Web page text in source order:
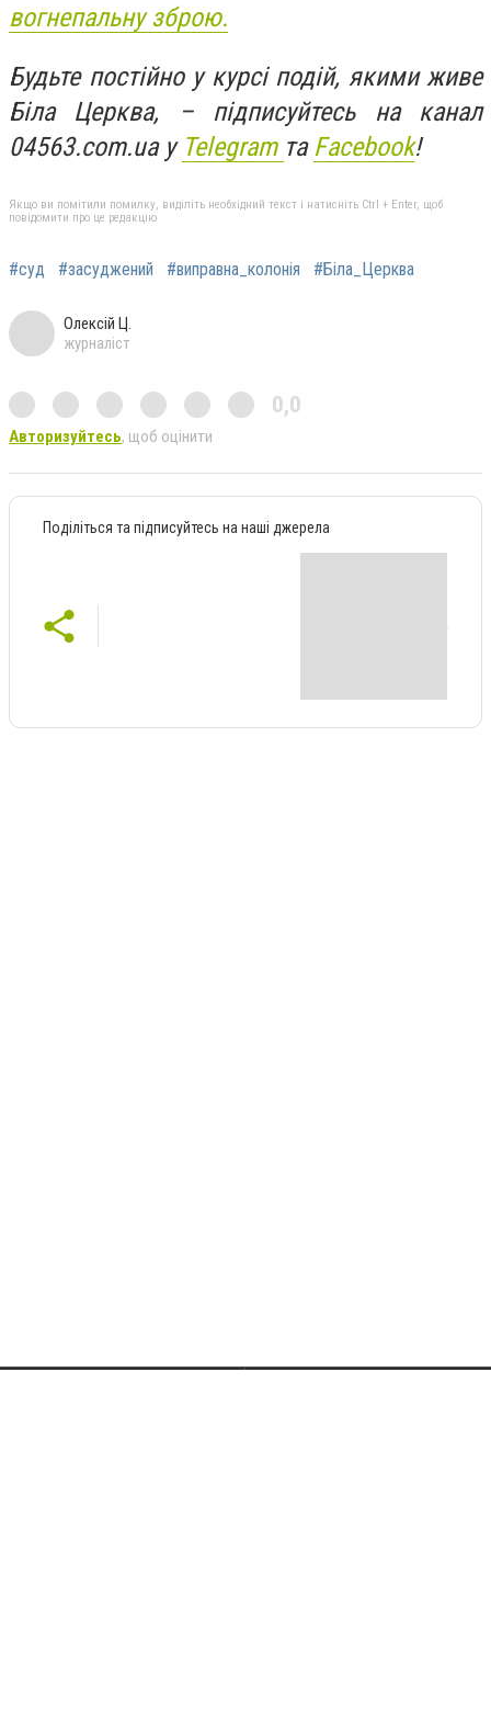
вогнепальну зброю.
Будьте постійно у курсі подій, якими живе
Біла Церква, – підписуйтесь на канал
04563.com.ua у Telegram та Facebook!
Якщо ви помітили помилку, виділіть необхідний текст і натисніть Ctrl + Enter, щоб
повідомити про це редакцію
#суд #засуджений #виправна_колонія #Біла_Церква
Олексій Ц.
журналіст
0,0
Авторизуйтесь, щоб оцінити
Поділіться та підписуйтесь на наші джерела